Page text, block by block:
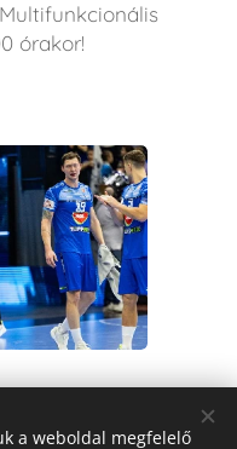
órakor!
a weboldal megfelelő